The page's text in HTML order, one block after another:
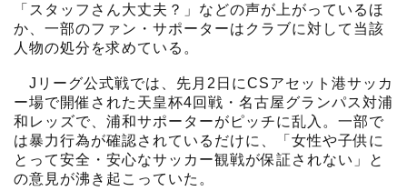
「スタッフさん大丈夫？」などの声が上がっているほ
か、一部のファン・サポーターはクラブに対して当該
人物の処分を求めている。
Jリーグ公式戦では、先月2日にCSアセット港サッカ
ー場で開催された天皇杯4回戦・名古屋グランパス対浦
和レッズで、浦和サポーターがピッチに乱入。一部で
は暴力行為が確認されているだけに、「女性や子供に
とって安全・安心なサッカー観戦が保証されない」と
の意見が沸き起こっていた。